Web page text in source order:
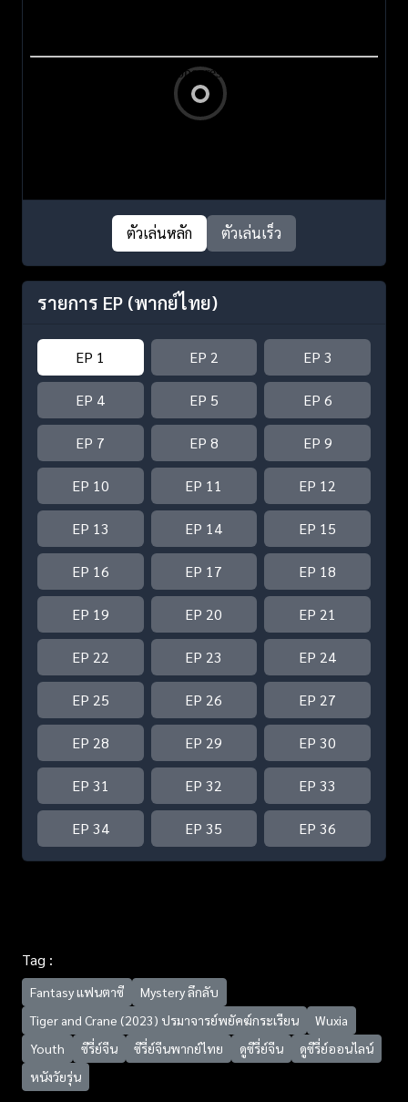
ตัวเล่นหลัก ตัวเล่นเร็ว
รายการ EP (พากย์ไทย)
EP 1 EP 2 EP 3
EP 4 EP 5 EP 6
EP 7 EP 8 EP 9
EP 10 EP 11 EP 12
EP 13 EP 14 EP 15
EP 16 EP 17 EP 18
EP 19 EP 20 EP 21
EP 22 EP 23 EP 24
EP 25 EP 26 EP 27
EP 28 EP 29 EP 30
EP 31 EP 32 EP 33
EP 34 EP 35 EP 36
Tag :
Fantasy แฟนตาซี
Mystery ลึกลับ
Tiger and Crane (2023) ปรมาจารย์พยัคฆ์กระเรียน
Wuxia
Youth
ซีรี่ย์จีน ซีรี่ย์จีนพากย์ไทย ดูซีรี่ย์จีน
ดูซีรี่ย์ออนไลน์
หนังวัยรุ่น